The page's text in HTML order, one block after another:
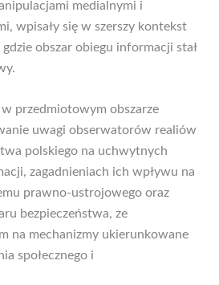
medialnymi i
wpisały się w szerszy kontekst
obszar obiegu informacji stał
przedmiotowym obszarze
uwagi obserwatorów realiów
polskiego na uchwytnych
zagadnieniach ich wpływu na
prawno-ustrojowego oraz
bezpieczeństwa, ze
na mechanizmy ukierunkowane
społecznego i